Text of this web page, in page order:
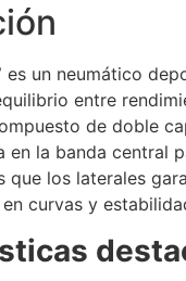
es un neumático
entre
de doble
en la banda central
que los laterales
curvas y